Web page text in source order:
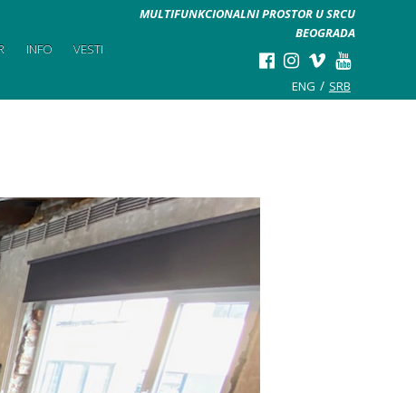
MULTIFUNKCIONALNI PROSTOR U SRCU
BEOGRADA
ENG SRB
INFO VESTI